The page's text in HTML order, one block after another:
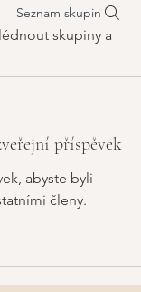
Seznam skupin
skupiny a
příspěvek
abyste byli
členy.